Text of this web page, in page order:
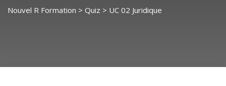
Nouvel R Formation > Quiz > UC 02 Juridique